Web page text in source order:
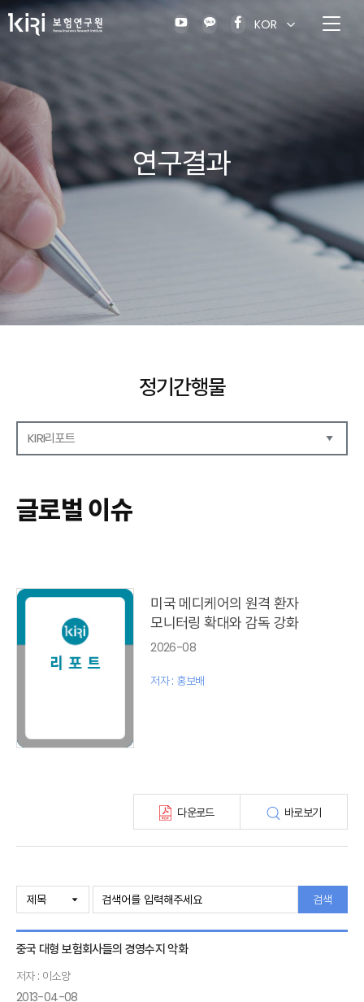
KOR
연구결과
정기간행물
KIRI리포트
보험금융연구
KIRI 리포트
글로벌 이슈
리포트 모음집(종간)
해외학술연구 분석(종간)
금융보험해설(종간)
KIRI 고령화리뷰
보험회사 재무분석(종간)
주간 해외보험동향(종간)
해외보험금융동향(종간)
글로벌 이슈
미국 메디케어의 원격 환자
모니터링 확대와 감독 강화
2026-08
저자 : 홍보배
다운로드 바로보기
검색
중국 대형 보험회사들의 경영수지 악화
저자 : 이소양
2013-04-08